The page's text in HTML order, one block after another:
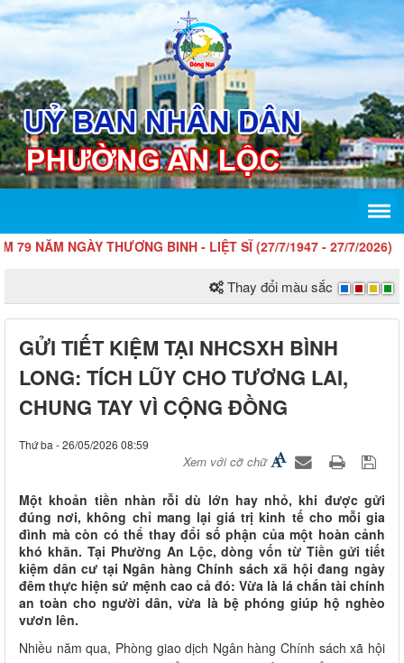
NGÀY THƯƠNG BINH - LIỆT SĨ (27/7/1947 - 27/7/2026)
Thay đổi màu sắc
GỬI TIẾT KIỆM TẠI NHCSXH BÌNH
LONG: TÍCH LŨY CHO TƯƠNG LAI,
CHUNG TAY VÌ CỘNG ĐỒNG
Thứ ba - 26/05/2026 08:59
Xem với cỡ chữ
Một khoản tiền nhàn rỗi dù lớn hay nhỏ, khi được gửi
đúng nơi, không chỉ mang lại giá trị kinh tế cho mỗi gia
đình mà còn có thể thay đổi số phận của một hoàn cảnh
khó khăn. Tại Phường An Lộc, dòng vốn từ Tiền gửi tiết
kiệm dân cư tại Ngân hàng Chính sách xã hội đang ngày
đêm thực hiện sứ mệnh cao cả đó: Vừa là lá chắn tài chính
an toàn cho người dân, vừa là bệ phóng giúp hộ nghèo
vươn lên.
Nhiều năm qua, Phòng giao dịch Ngân hàng Chính sách xã hội